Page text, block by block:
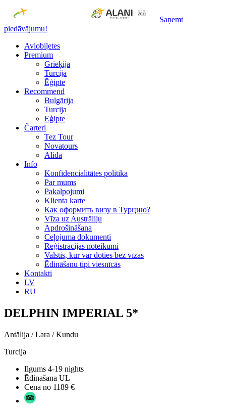
Saņemt
piedāvājumu!
Aviobiļetes
Premium
Grieķija
Turcija
Ēģipte
Recommend
Bulgārija
Turcija
Ēģipte
Čarteri
Tez Tour
Novatours
Alida
Info
Konfidencialitātes politika
Par mums
Рakalpojumi
Klienta karte
Как оформить визу в Турцию?
Vīza uz Austrāliju
Apdrošināšana
Ceļojuma dokumenti
Reģistrācijas noteikumi
Valstis, kur var doties bez vīzas
Ēdināšanu tipi viesnīcās
Kontakti
LV
RU
DELPHIN IMPERIAL 5*
Antālija / Lara / Kundu
Turcija
Ilgums 4-19 nights
Ēdinašana UL
Cena no 1189 €